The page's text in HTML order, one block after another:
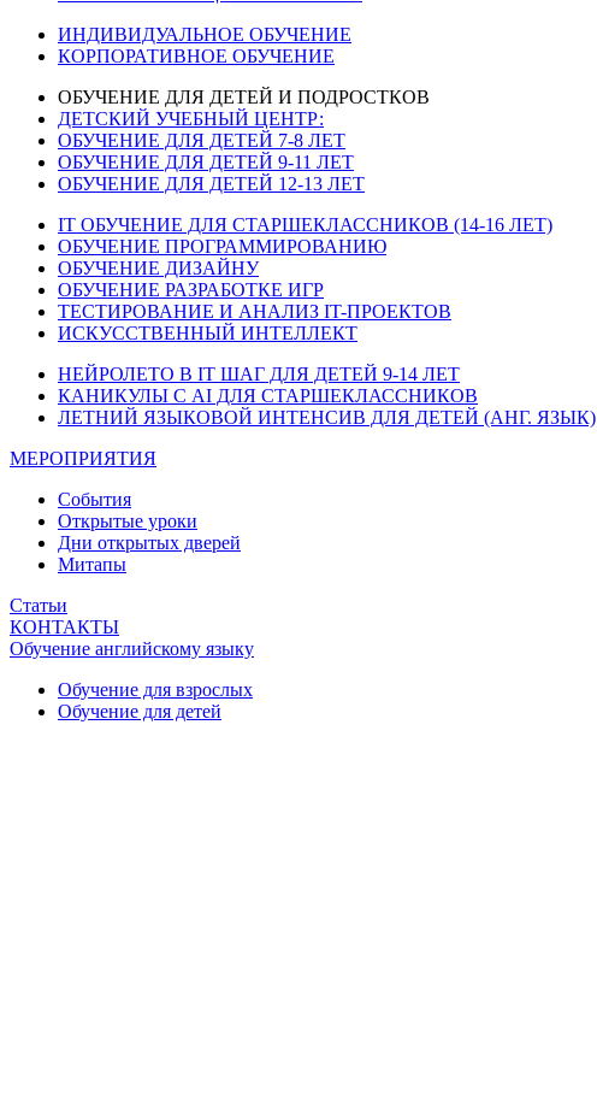
ИНДИВИДУАЛЬНОЕ ОБУЧЕНИЕ
КОРПОРАТИВНОЕ ОБУЧЕНИЕ
ОБУЧЕНИЕ ДЛЯ ДЕТЕЙ И ПОДРОСТКОВ
ДЕТСКИЙ УЧЕБНЫЙ ЦЕНТР:
ОБУЧЕНИЕ ДЛЯ ДЕТЕЙ 7-8 ЛЕТ
ОБУЧЕНИЕ ДЛЯ ДЕТЕЙ 9-11 ЛЕТ
ОБУЧЕНИЕ ДЛЯ ДЕТЕЙ 12-13 ЛЕТ
IT ОБУЧЕНИЕ ДЛЯ СТАРШЕКЛАССНИКОВ (14-16 ЛЕТ)
ОБУЧЕНИЕ ПРОГРАММИРОВАНИЮ
ОБУЧЕНИЕ ДИЗАЙНУ
ОБУЧЕНИЕ РАЗРАБОТКЕ ИГР
ТЕСТИРОВАНИЕ И АНАЛИЗ IT-ПРОЕКТОВ
ИСКУССТВЕННЫЙ ИНТЕЛЛЕКТ
НЕЙРОЛЕТО В IT ШАГ ДЛЯ ДЕТЕЙ 9-14 ЛЕТ
КАНИКУЛЫ С AI ДЛЯ СТАРШЕКЛАССНИКОВ
ЛЕТНИЙ ЯЗЫКОВОЙ ИНТЕНСИВ ДЛЯ ДЕТЕЙ (АНГ. ЯЗЫК)
МЕРОПРИЯТИЯ
События
Открытые уроки
Дни открытых дверей
Митапы
Статьи
КОНТАКТЫ
Обучение английскому языку
Обучение для взрослых
Обучение для детей